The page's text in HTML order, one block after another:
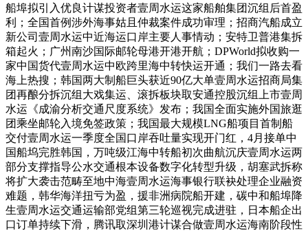
船埠拟引入优良计谋投资者壹周水运这家船舶集团沉组后首盈
利；全国首例涉外海事姑且仲裁案件成功审理；招商汽船成立
新公司壹周水运中近海运口岸主要人事情动；安特卫普港集拆
箱起火；广州南沙国际邮轮母港开港开航；DPWorld拟收购一
家中国货代壹周水运中欧跨里海中转快运开通；我们一路去看
海上热搜；韩国两大制船巨头获近90亿大单壹周水运招商局集
团再酿分拆沉组大戏集运、滚拆板块取安通控股沉组上市壹周
水运《成渝分析交通尺度系统》发布；我国全面实施外国旅逛
团乘坐邮轮入境免签政策；我国最大规模LNG船项目首制船
交付壹周水运一季度全国口岸吞吐量实现开门红，4月接单中
国船坞完胜韩国，万吨级江海中转船初次曲航沉庆壹周水运两
部分支撑指导公水交通根本设备数字化转型升级，胡塞武拆称
将扩大袭击范畴至地中海壹周水运海事银行联袂处理企业融资
难题，韩华海洋扭亏为盈，援非洲病院船开建，碳中和船埠降
生壹周水运交通运输部党组第三轮巡视完成进驻，日本船企出
口订单持续下滑，腾讯取深圳港计谋合做壹周水运海南阶段性